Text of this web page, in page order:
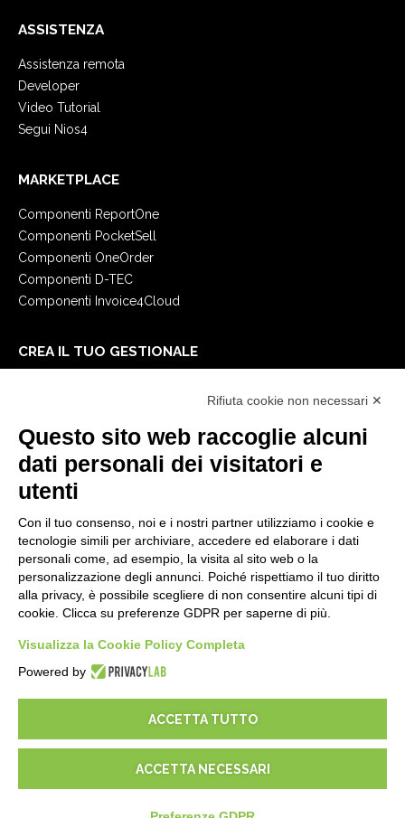
ASSISTENZA
Assistenza remota
Developer
Video Tutorial
Segui Nios4
MARKETPLACE
Componenti ReportOne
Componenti PocketSell
Componenti OneOrder
Componenti D-TEC
Componenti Invoice4Cloud
CREA IL TUO GESTIONALE
E-Book
Blog
NOTE LEGALI
Informative Privacy
Security Policy
Documentazione contrattuale e GDPR
Condizioni generali di fornitura
Condizioni di vendita
Condizioni del servizio di supporto
Impostazioni cookie
Rifiuta cookie non necessari ✕
Questo sito web raccoglie alcuni
dati personali dei visitatori e
utenti
Con il tuo consenso, noi e i nostri partner utilizziamo i cookie e
tecnologie simili per archiviare, accedere ed elaborare i dati
personali come, ad esempio, la visita al sito web o la
personalizzazione degli annunci. Poiché rispettiamo il tuo diritto
alla privacy, è possibile scegliere di non consentire alcuni tipi di
cookie. Clicca su preferenze GDPR per saperne di più.
Visualizza la Cookie Policy Completa
Powered by
ACCETTA TUTTO
ACCETTA NECESSARI